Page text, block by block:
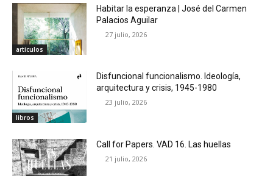
artículos
Habitar la esperanza | José del Carmen
Palacios Aguilar
27 julio, 2026
libros
Disfuncional funcionalismo. Ideología,
arquitectura y crisis, 1945-1980
23 julio, 2026
Call for Papers. VAD 16. Las huellas
21 julio, 2026